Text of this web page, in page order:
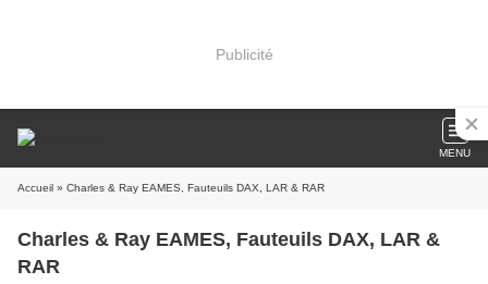
Publicité
MENU
Accueil » Charles & Ray EAMES, Fauteuils DAX, LAR & RAR
Charles & Ray EAMES, Fauteuils DAX, LAR &
RAR